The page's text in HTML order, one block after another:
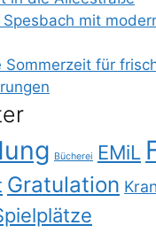
mit
für
Bücherei EMiL
Gratulation